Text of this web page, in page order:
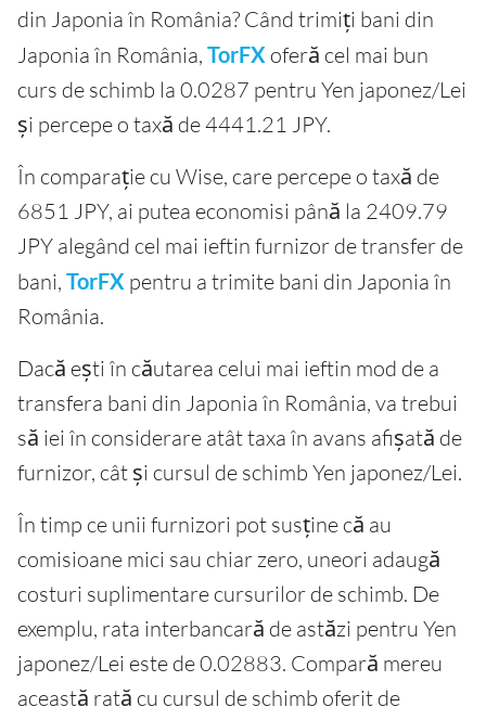
din Japonia în România? Când trimiți bani din
Japonia în România, TorFX oferă cel mai bun
curs de schimb la 0.0287 pentru Yen japonez/Lei
și percepe o taxă de 4441.21 JPY.
În comparație cu Wise, care percepe o taxă de
6851 JPY, ai putea economisi până la 2409.79
JPY alegând cel mai ieftin furnizor de transfer de
bani, TorFX pentru a trimite bani din Japonia în
România.
Dacă ești în căutarea celui mai ieftin mod de a
transfera bani din Japonia în România, va trebui
să iei în considerare atât taxa în avans afișată de
furnizor, cât și cursul de schimb Yen japonez/Lei.
În timp ce unii furnizori pot susține că au
comisioane mici sau chiar zero, uneori adaugă
costuri suplimentare cursurilor de schimb. De
exemplu, rata interbancară de astăzi pentru Yen
japonez/Lei este de 0.02883. Compară mereu
această rată cu cursul de schimb oferit de